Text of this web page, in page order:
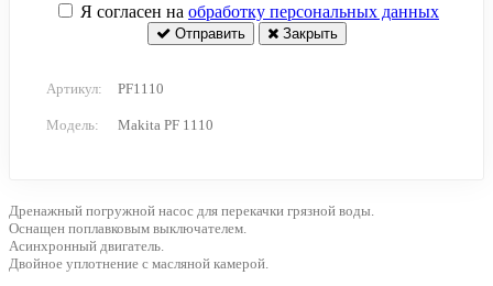
Я согласен на обработку персональных данных
Отправить Закрыть
Артикул: PF1110
Модель: Makita PF 1110
Дренажный погружной насос для перекачки грязной воды.
Оснащен поплавковым выключателем.
Асинхронный двигатель.
Двойное уплотнение с масляной камерой.